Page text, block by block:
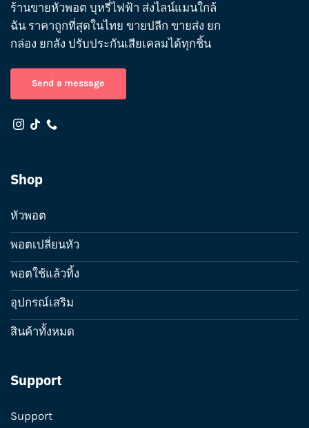
ร้านขายหัวพอต บุหรี่ไฟฟ้า ส่งไลน์แมนใกล้
ฉัน ราคาถูกที่สุดในไทย ขายปลีก ขายส่ง ยก
กล่อง ยกลัง ปรับประกันเสียเคลมได้ทุกชิ้น
Send a message
Shop
หัวพอต
พอตเปลี่ยนหัว
พอตใช้แล้วทิ้ง
อุปกรณ์เสริม
สินค้าทั้งหมด
Support
Support